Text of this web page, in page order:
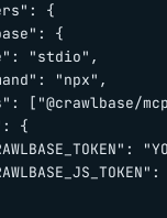
{
{
"stdio",
"npx",
["@crawlbase/
{